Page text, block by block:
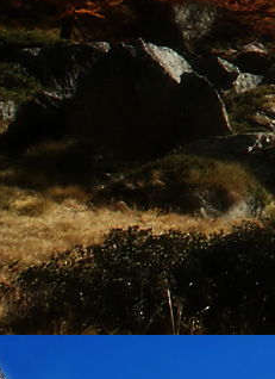
13. hét
És szárnyalván érzéki
Lelkem mélységeiben is fellobban,
S az isteni igazság szava szól
A szellem tüzének világából:
Szellemi alapjaidhoz eljutva ismerd
Hogy rokonságban állsz a
14. hét
Átadva magam az érzékek
Elveszítettem azt, ami saját lényem
S már úgy tűnt, hogy a gondolkodás
Kábulttá vált Énemet is magával
De ébresztőleg hatva rám az érzéki